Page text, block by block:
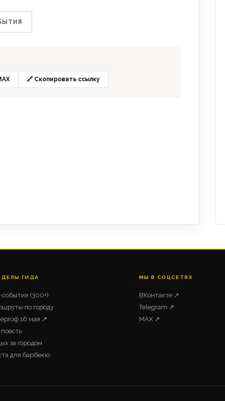
🔗 Скопировать ссылку
ГИДА
события (300+)
по городу
16 мая ↗
поесть
за городом
для барбекю
МЫ В СОЦСЕТЯХ
ВКонтакте ↗
Telegram ↗
MAX ↗